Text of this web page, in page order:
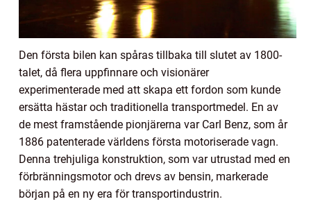
Den första bilen kan spåras tillbaka till slutet av 1800-
talet, då flera uppfinnare och visionärer
experimenterade med att skapa ett fordon som kunde
ersätta hästar och traditionella transportmedel. En av
de mest framstående pionjärerna var Carl Benz, som år
1886 patenterade världens första motoriserade vagn.
Denna trehjuliga konstruktion, som var utrustad med en
förbränningsmotor och drevs av bensin, markerade
början på en ny era för transportindustrin.